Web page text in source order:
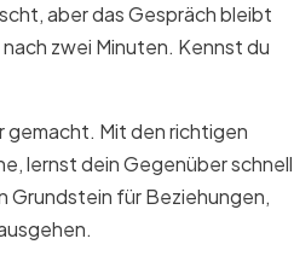
aber das Gespräch bleibt
zwei Minuten. Kennst du
gemacht. Mit den richtigen
lernst dein Gegenüber schnell
Grundstein für Beziehungen,